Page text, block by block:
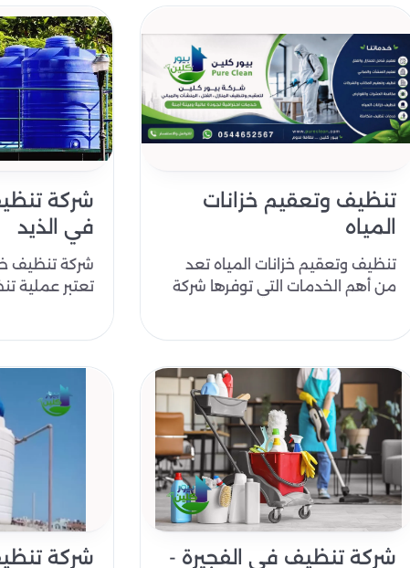
تنظيف وتعقيم خزانات
المياه
تنظيف وتعقيم خزانات المياه تعد
من أهم الخدمات التي توفرها شركة
شركة
في الذيد
شركة تنظيف
تعتبر عملية
شركة تنظيف في الفجيرة -
شركة